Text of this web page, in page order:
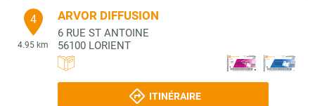
4
4.95 km
ARVOR DIFFUSION
6 RUE ST ANTOINE
56100 LORIENT
ITINÉRAIRE